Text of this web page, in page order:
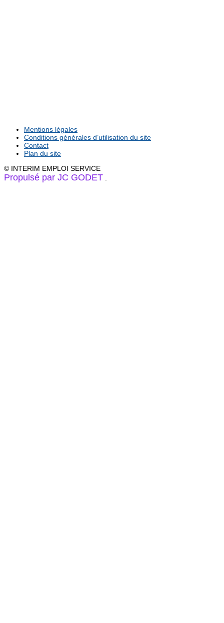
Mentions légales
Conditions générales d’utilisation du site
Contact
Plan du site
© INTERIM EMPLOI SERVICE
Propulsé par JC GODET